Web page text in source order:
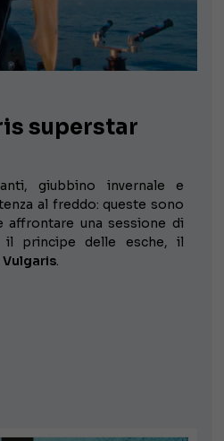
superstar
giubbino invernale e
al freddo: queste sono
una sessione di
il principe delle esche, il
.